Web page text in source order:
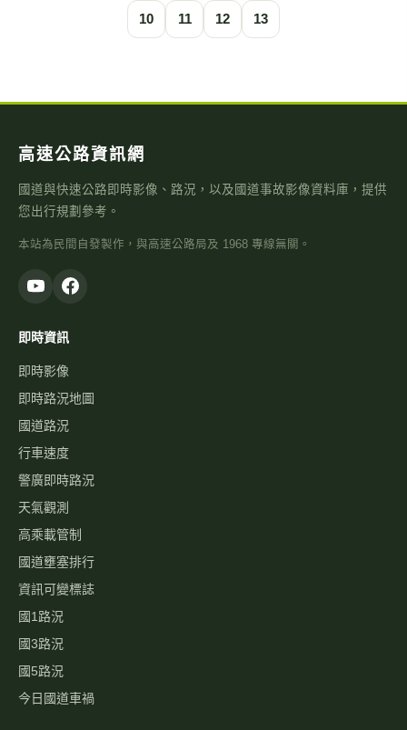
10 11 12 13
高速公路資訊網
國道與快速公路即時影像、路況，以及國道事故影像資料庫，提供
您出行規劃參考。
本站為民間自發製作，與高速公路局及 1968 專線無關。
即時資訊
即時影像
即時路況地圖
國道路況
行車速度
警廣即時路況
天氣觀測
高乘載管制
國道壅塞排行
資訊可變標誌
國1路況
國3路況
國5路況
今日國道車禍